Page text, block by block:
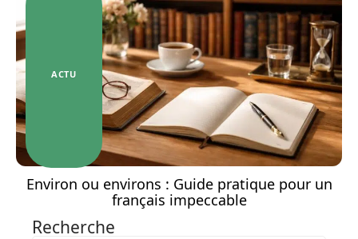
ACTU
Environ ou environs : Guide pratique pour un
français impeccable
Recherche